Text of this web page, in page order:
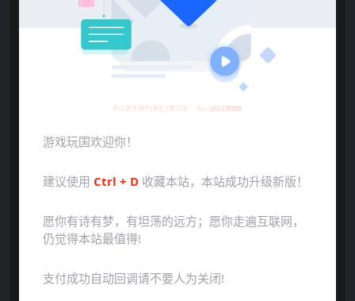
游戏玩国温馨提示：
游戏玩国欢迎你！
建议使用 Ctrl + D 收藏本站，本站成功升级新版！
愿你有诗有梦，有坦荡的远方；愿你走遍互联网，
仍觉得本站最值得!
支付成功自动回调请不要人为关闭!